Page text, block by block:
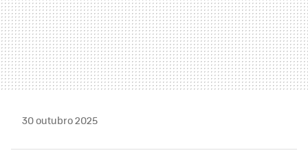
30 outubro 2025